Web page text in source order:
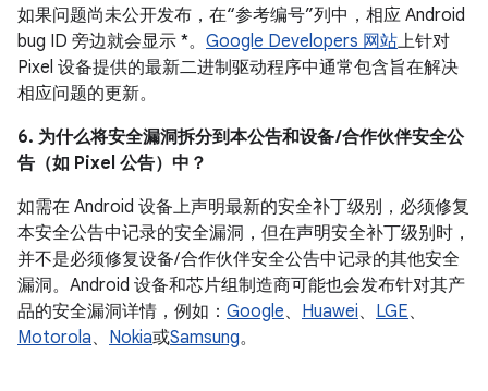
如果问题尚未公开发布，在“参考编号”列中，相应 Android
bug ID 旁边就会显示 *。 Google Developers 网站上针对
Pixel 设备提供的最新二进制驱动程序中通常包含旨在解决
相应问题的更新。
6. 为什么将安全漏洞拆分到本公告和设备 /合作伙伴安全公
告（如 Pixel 公告）中？
如需在 Android 设备上声明最新的安全补丁级别，必须修复
本安全公告中记录的安全漏洞，但在声明安全补丁级别时，
并不是必须修复设备/ 合作伙伴安全公告中记录的其他安全
漏洞。Android 设备和芯片组制造商可能也会发布针对其产
品的安全漏洞详情，例如： Google、 Huawei、 LGE、
Motorola、 Nokia或Samsung。